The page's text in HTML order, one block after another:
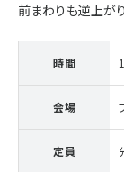
前まわりも逆上が
時間
会場
定員